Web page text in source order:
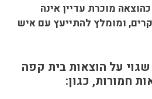
מוכרת עדיין אינה
ומומלץ להתייעץ עם איש
על הוצאות בית קפה
חמורות, כגון: